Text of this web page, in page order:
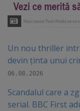
Un nou thriller
devin ținta unui
06.08.2026
Scandalul care a
serial. BBC First